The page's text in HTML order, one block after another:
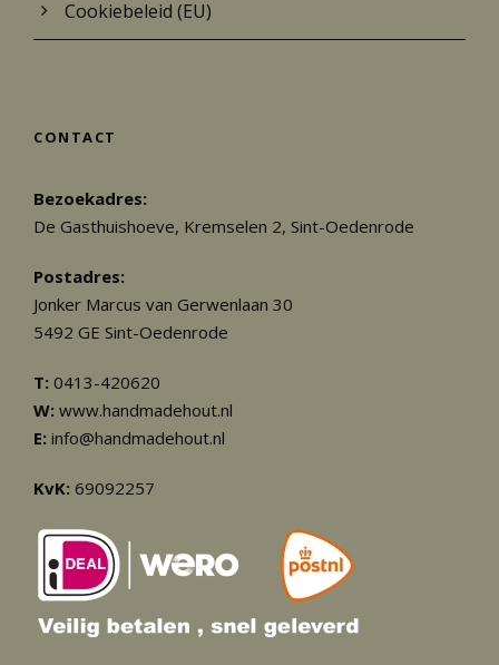
Cookiebeleid (EU)
CONTACT
Bezoekadres:
De Gasthuishoeve, Kremselen 2, Sint-Oedenrode
Postadres:
Jonker Marcus van Gerwenlaan 30
5492 GE Sint-Oedenrode
T: 0413-420620
W: www.handmadehout.nl
E: info@handmadehout.nl
KvK: 69092257